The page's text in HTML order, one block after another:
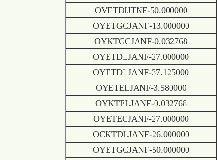
OVETDIJTNF-50.000000
OYETGCJANF-13.000000
OYKTGCJANF-0.032768
OYETDLJANF-27.000000
OYETDLJANF-37.125000
OYETELJANF-3.580000
OYKTELJANF-0.032768
OYETECJANF-27.000000
OCKTDLJANF-26.000000
OYETGCJANF-50.000000